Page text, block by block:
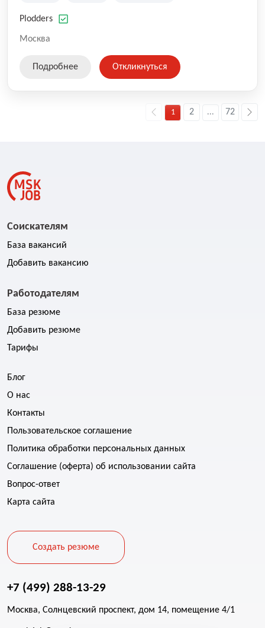
оказываемых услуг.
Plodders
Москва
Подробнее Откликнуться
1 2 ... 72
Соискателям
База вакансий
Добавить вакансию
Работодателям
База резюме
Добавить резюме
Тарифы
Блог
О нас
Контакты
Пользовательское соглашение
Политика обработки персональных данных
Соглашение (оферта) об использовании сайта
Вопрос-ответ
Карта сайта
Создать резюме
+7 (499) 288-13-29
Москва, Солнцевский проспект, дом 14, помещение 4/1